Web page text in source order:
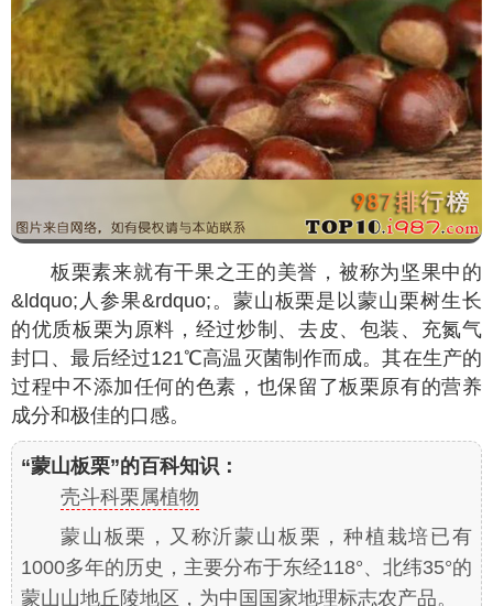
板栗素来就有干果之王的美誉，被称为坚果中的
&ldquo;人参果&rdquo;。蒙山板栗是以蒙山栗树生长
的优质板栗为原料，经过炒制、去皮、包装、充氮气
封口、最后经过121℃高温灭菌制作而成。其在生产的
过程中不添加任何的色素，也保留了板栗原有的营养
成分和极佳的口感。
“蒙山板栗”的百科知识：
壳斗科栗属植物
蒙山板栗，又称沂蒙山板栗，种植栽培已有
1000多年的历史，主要分布于东经118°、北纬35°的
蒙山山地丘陵地区，为中国国家地理标志农产品。